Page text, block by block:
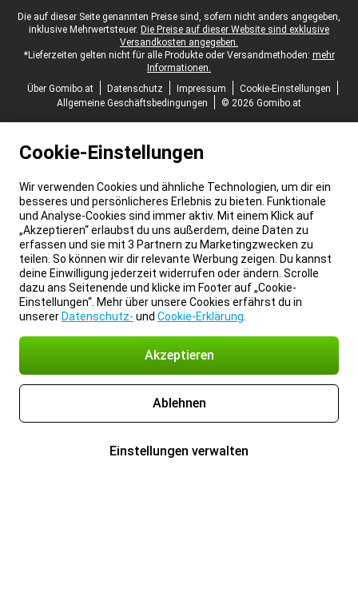
Juristische Fußzeile
Die auf dieser Seite genannten Preise sind, sofern nicht anders angegeben,
inklusive Mehrwertsteuer. Die Preise auf dieser Website sind exklusive
Versandkosten angegeben.
*Lieferzeiten gelten nicht für alle Produkte oder Versandmethoden: mehr
Informationen.
Über Gomibo.at
Datenschutz Impressum
Cookie-Einstellungen
Allgemeine Geschäftsbedingungen
© 2026 Gomibo.at
Cookie-Einstellungen
Wir verwenden Cookies und ähnliche Technologien, um dir ein
besseres und persönlicheres Erlebnis zu bieten. Funktionale
und Analyse-Cookies sind immer aktiv. Mit einem Klick auf
„Akzeptieren“ erlaubst du uns außerdem, deine Daten zu
erfassen und sie mit 3 Partnern zu Marketingzwecken zu
teilen. So können wir dir relevante Werbung zeigen. Du kannst
deine Einwilligung jederzeit widerrufen oder ändern. Scrolle
dazu ans Seitenende und klicke im Footer auf „Cookie-
Einstellungen“. Mehr über unsere Cookies erfährst du in
unserer Datenschutz- und Cookie-Erklärung
Akzeptieren
Ablehnen
Einstellungen verwalten